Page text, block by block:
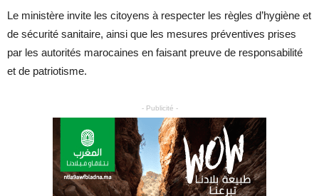
Le ministère invite les citoyens à respecter les règles d’hygiène et
de sécurité sanitaire, ainsi que les mesures préventives prises
par les autorités marocaines en faisant preuve de responsabilité
et de patriotisme.
- Publicité -